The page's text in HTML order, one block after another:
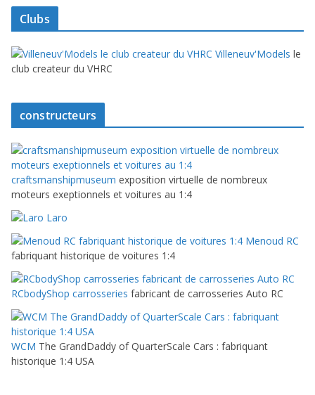
Clubs
Villeneuv'Models le
club createur du VHRC
constructeurs
craftsmanshipmuseum exposition virtuelle de nombreux
moteurs exeptionnels et voitures au 1:4
Laro
Menoud RC
fabriquant historique de voitures 1:4
RCbodyShop carrosseries fabricant de carrosseries Auto RC
WCM The GrandDaddy of QuarterScale Cars : fabriquant
historique 1:4 USA